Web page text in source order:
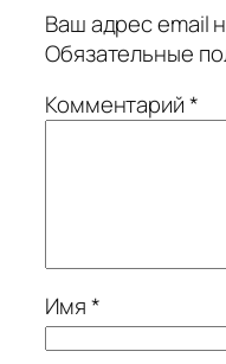
Ваш адрес email
Обязательные
Комментарий*
Имя*